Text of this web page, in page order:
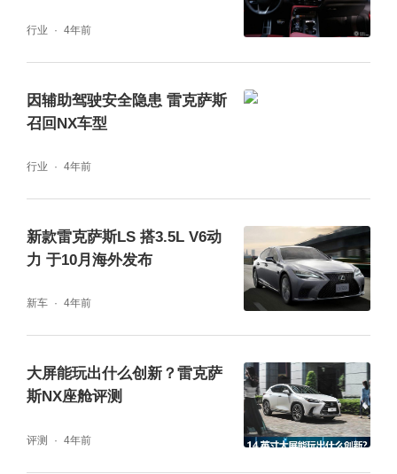
行业 4年前
因辅助驾驶安全隐患 雷克萨斯
召回NX车型
行业 4年前
新款雷克萨斯LS 搭3.5L V6动
力 于10月海外发布
新车 4年前
大屏能玩出什么创新？雷克萨
斯NX座舱评测
评测 4年前